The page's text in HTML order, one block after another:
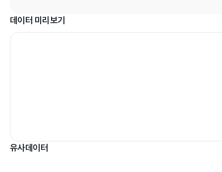
데이터 미리보기
유사데이터